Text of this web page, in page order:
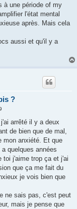
La
que tu dois combler.
à une période of my
l'état mental
après. Mais cela
aussi et qu'il y a
?
arrêté il y a deux
de bien que de mal,
mon anxiété. Et que
quelques années
toi j'aime trop ça et j'ai
que ça me fait du
je vois bien que
ne sais pas, c'est peut
mais je pense que